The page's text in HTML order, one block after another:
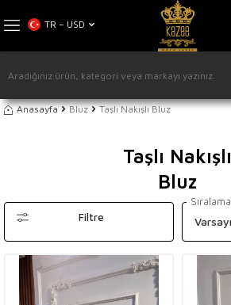
TR − USD
Anasayfa Bluz Taşlı Nakışlı Bluz
Taşlı Nakışlı
Bluz
Filtre
Sıralama